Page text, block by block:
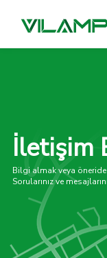
İletişim
Bilgi almak veya
Sorularınız ve